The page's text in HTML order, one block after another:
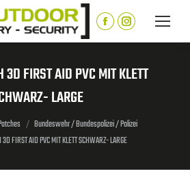
Facebook
page
in
window
Instagram
page
in
window
3D FIRST AID PVC MIT KLETT
LARGE
Bundeswehr / Bundespolizei / Polizei
FIRST AID PVC MIT KLETT SCHWARZ- LARGE